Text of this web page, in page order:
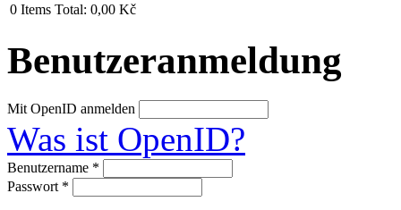
0 Items Total: 0,00 Kč
Benutzeranmeldung
Mit OpenID anmelden
Was ist OpenID?
Benutzername *
Passwort *